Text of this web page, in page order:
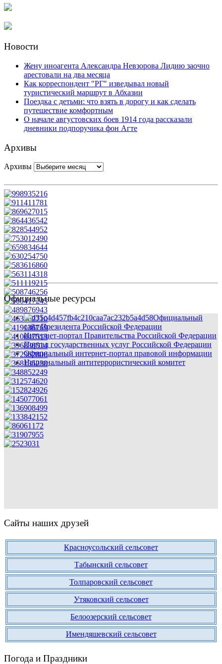
Новости
Жену иноагента Александра Невзорова Лидию заочно
арестовали на два месяца
Как корреспондент "РГ" изведывал новый
туристический маршрут в Абхазии
Поездка с детьми: что взять в дорогу и как сделать
путешествие комфортным
О начале августовских боев 1914 года рассказали
дневники подпоручика фон Агте
Архивы
Архивы
Официальные ресурсы
Официальный
сайт Президента Российской Федерации
Интернет-портал Правительства Российской Федерации
Портал государственных услуг Российской Федерации
Официальный интернет-портал правовой информации
Национальный антитеррористический комитет
Сайты наших друзей
Красноусольский сельсовет
Табынский сельсовет
Толпаровский сельсовет
Утяковский сельсовет
Белоозерский сельсовет
Имендяшевский сельсовет
Погода и Праздники